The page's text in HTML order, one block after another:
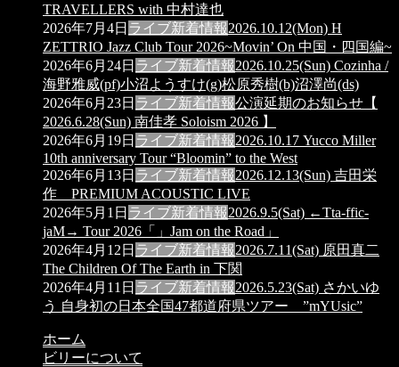
TRAVELLERS with 中村達也
2026年7月4日 ライブ新着情報2026.10.12(Mon) H
ZETTRIO Jazz Club Tour 2026~Movin’ On 中国・四国編~
2026年6月24日 ライブ新着情報2026.10.25(Sun) Cozinha /
海野雅威(pf)小沼ようすけ(g)松原秀樹(b)沼澤尚(ds)
2026年6月23日 ライブ新着情報公演延期のお知らせ【
2026.6.28(Sun) 南佳孝 Soloism 2026 】
2026年6月19日 ライブ新着情報2026.10.17 Yucco Miller
10th anniversary Tour “Bloomin” to the West
2026年6月13日 ライブ新着情報2026.12.13(Sun) 吉田栄
作 PREMIUM ACOUSTIC LIVE
2026年5月1日 ライブ新着情報2026.9.5(Sat) ←Tta-ffic-
jaM→ Tour 2026「」Jam on the Road」
2026年4月12日 ライブ新着情報2026.7.11(Sat) 原田真二
The Children Of The Earth in 下関
2026年4月11日 ライブ新着情報2026.5.23(Sat) さかいゆ
う 自身初の日本全国47都道府県ツアー ”mYUsic”
ホーム
ビリーについて